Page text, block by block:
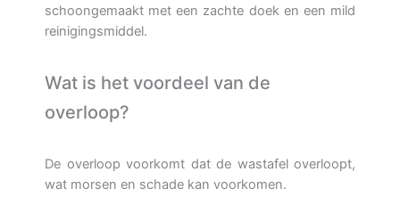
schoongemaakt met een zachte doek en een mild
reinigingsmiddel.
Wat is het voordeel van de
overloop?
De overloop voorkomt dat de wastafel overloopt,
wat morsen en schade kan voorkomen.